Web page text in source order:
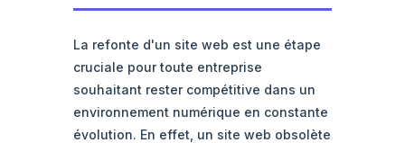
La refonte d'un site web est une étape
cruciale pour toute entreprise
souhaitant rester compétitive dans un
environnement numérique en constante
évolution. En effet, un site web obsolète